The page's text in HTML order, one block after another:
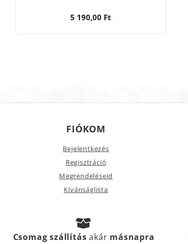
5 190,00 Ft
FIÓKOM
Bejelentkezés
Regisztráció
Megrendeléseid
Kívánságlista
Csomag szállításakár másnapra